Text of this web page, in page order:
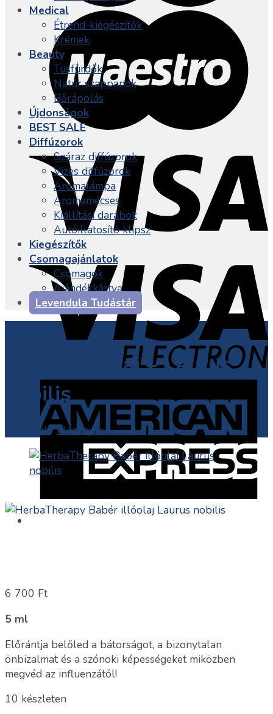
Medical
Étrend-kiegészítők
Krémek
Beauty
Tusfürdők
Natúr szappanok
Bőrápolás
Újdonságok
BEST SALE
Diffúzorok
Száraz diffúzorok
Vizes diffúzorok
Aromalámpa
Aromamécses
Kiállítási darabok
Autóillatosító klipsz
Kiegészítők
Csomagajánlatok
Csomagok
Ajándékkártya
Levendula Tudástár
Babér illóolaj – Laurus
nobilis
Essential / Illóolajok
6 700 Ft
5 ml
Előrántja belőled a bátorságot, a bizonytalan
önbizalmat és a szónoki képességeket miközben
megvéd az influenzától!
10 készleten